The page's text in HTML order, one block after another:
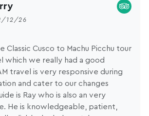
12/26
Classic Cusco to Machu Picchu tour
which we really had a good
travel is very responsive during
and cater to our changes
is Ray who is also an very
He is knowledgeable, patient,